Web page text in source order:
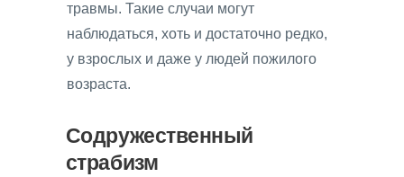
травмы. Такие случаи могут
наблюдаться, хоть и достаточно редко,
у взрослых и даже у людей пожилого
возраста.
Содружественный
страбизм